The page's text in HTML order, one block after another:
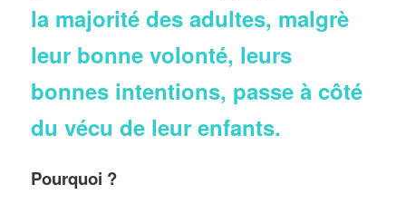
la majorité des adultes, malgrè
leur bonne volonté, leurs
bonnes intentions, passe à côté
du vécu de leur enfants.
Pourquoi ?